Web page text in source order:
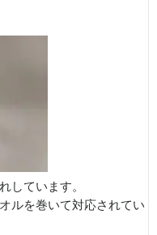
しています。
ルを巻いて対応されてい